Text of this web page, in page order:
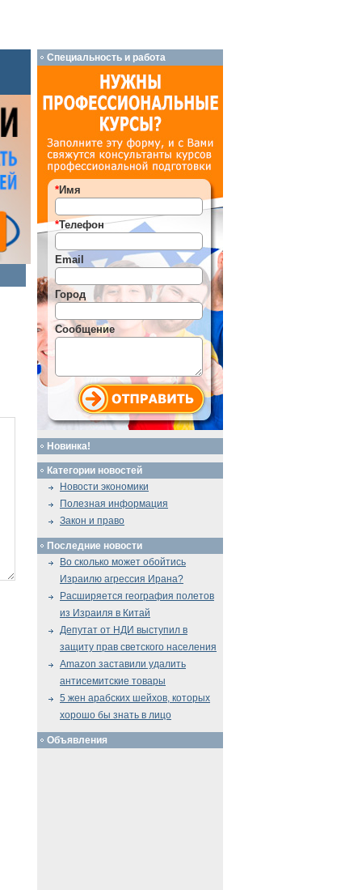
Специальность и работа
*Имя
*Телефон
Email
Город
Сообщение
Новинка!
Категории новостей
Новости экономики
Полезная информация
Закон и право
Последние новости
Во сколько может обойтись
Израилю агрессия Ирана?
Расширяется география полетов
из Израиля в Китай
Депутат от НДИ выступил в
защиту прав светского населения
Amazon заставили удалить
антисемитские товары
5 жен арабских шейхов, которых
хорошо бы знать в лицо
Объявления